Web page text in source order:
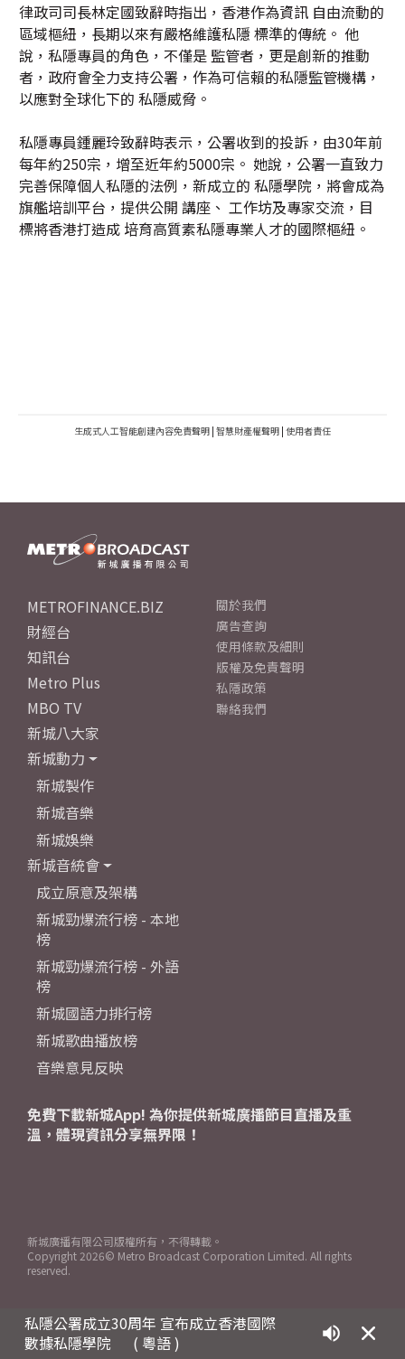
律政司司長林定國致辭時指出，香港作為資訊 自由流動的
區域樞紐，長期以來有嚴格維護私隱 標準的傳統。 他
說，私隱專員的角色，不僅是 監管者，更是創新的推動
者，政府會全力支持公署，作為可信賴的私隱監管機構，
以應對全球化下的 私隱威脅。
私隱專員鍾麗玲致辭時表示，公署收到的投訴，由30年前
每年約250宗，增至近年約5000宗。 她說，公署一直致力
完善保障個人私隱的法例，新成立的 私隱學院，將會成為
旗艦培訓平台，提供公開 講座、 工作坊及專家交流，目
標將香港打造成 培育高質素私隱專業人才的國際樞紐。
生成式人工智能創建內容免責聲明 | 智慧財產權聲明 | 使用者責任
私隱公署成立30周年 宣布成立香港國際
數據私隱學院
( 粵語 )
METROFINANCE.BIZ
財經台
知訊台
Metro Plus
MBO TV
新城八大家
新城動力
新城製作
新城音樂
新城娛樂
新城音統會
成立原意及架構
新城勁爆流行榜 - 本地
榜
新城勁爆流行榜 - 外語
榜
新城國語力排行榜
新城歌曲播放榜
音樂意見反映
關於我們
廣告查詢
使用條款及細則
版權及免責聲明
私隱政策
聯絡我們
免費下載新城App! 為你提供新城廣播節目直播及重
溫，體現資訊分享無界限！
新城廣播有限公司版權所有，不得轉載。
Copyright 2026© Metro Broadcast Corporation Limited. All rights
reserved.